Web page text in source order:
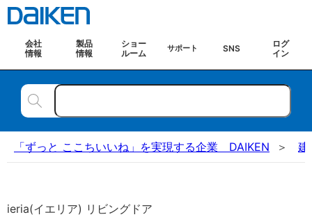
会社
情報
製品
情報
ショー
ルーム
サポート SNS
ログ
イン
「ずっと ここちいいね」を実現する企業 DAIKEN 建
ieria(イエリア) リビングドア